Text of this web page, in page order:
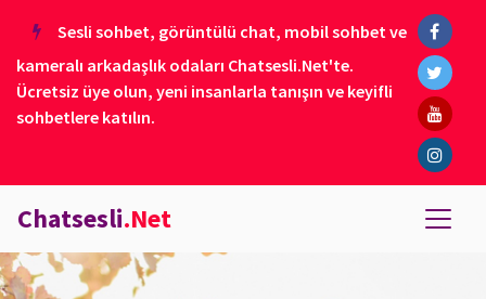
Sesli sohbet, görüntülü chat, mobil sohbet ve
kameralı arkadaşlık odaları Chatsesli.Net'te.
Ücretsiz üye olun, yeni insanlarla tanışın ve keyifli
sohbetlere katılın.
Chatsesli.Net